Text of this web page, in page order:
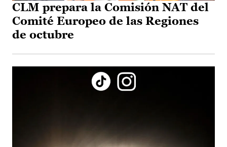
CLM prepara la Comisión NAT del
Comité Europeo de las Regiones
de octubre